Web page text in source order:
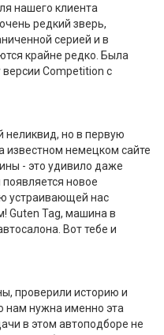
нашего клиента
редкий зверь,
серией и в
крайне редко. Была
Competition c
неликвид, но в первую
немецком сайте
- это удивило даже
новое
устраивающей нас
Guten Tag, машина в
Вот тебе и
проверили историю и
нам нужна именно эта
в этом автоподборе не